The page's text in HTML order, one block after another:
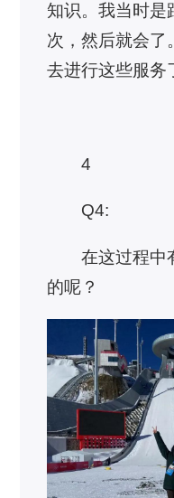
知识。我当时是
次，然后就会了
去进行这些服务
4
Q4:
在这过程中
的呢？